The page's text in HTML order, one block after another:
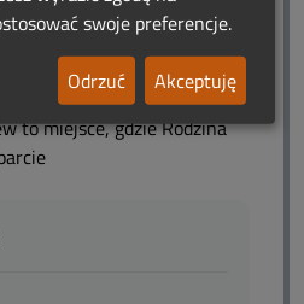
509 419 217. Z
pogrzebowe,
do chłodni, gdzie zostanie
(kosmetyka). Zakład
to miejsce, gdzie Rodzina
swoje preferencje.
Odrzuć Akceptuję